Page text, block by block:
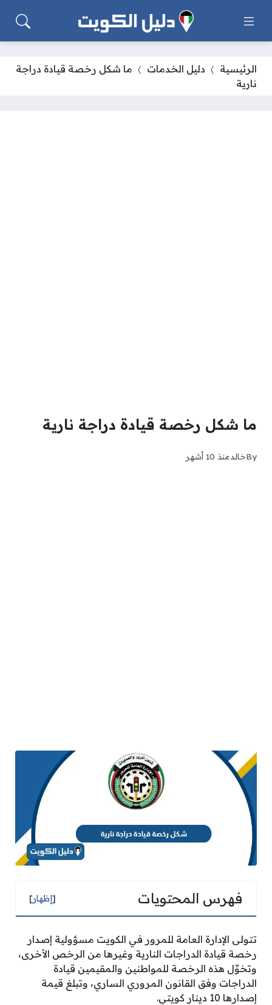
الرئيسية دليل الخدمات
ما شكل رخصة قيادة دراجة
نارية
ما شكل رخصة قيادة دراجة نارية
Byخالدمنذ 10 أشهر
فهرس المحتويات [إظهار]
تتولى الإدارة العامة للمرور في الكويت مسؤولية إصدار
رخصة قيادة الدراجات النارية وغيرها من الرخص الأخرى،
وتخوِّل هذه الرخصة للمواطنين والمقيمين قيادة
الدراجات وفق القانون المروري الساري، وتبلغ قيمة
إصدارها 10 دينار كويتي.